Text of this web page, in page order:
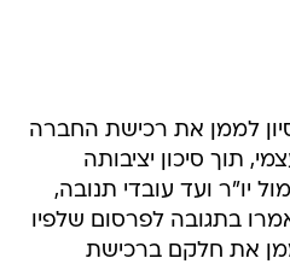
לממן את רכישת החברה
תוך סיכון יציבותה
יו"ר ועד עובדי תנובה,
בתגובה לפרסום שלפיו
את חלקם ברכישת